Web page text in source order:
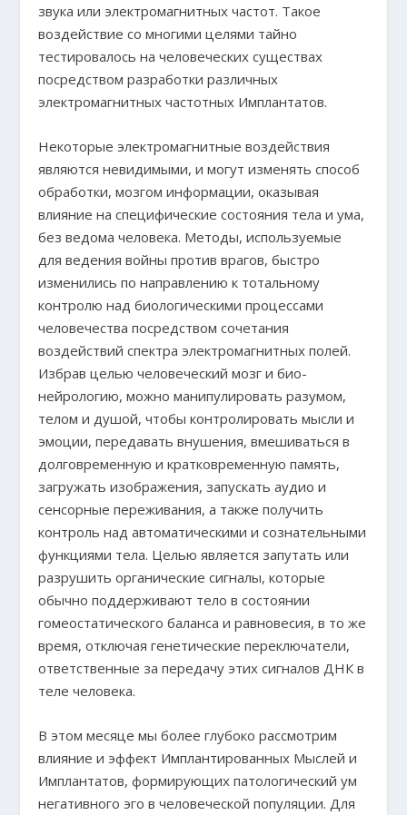
звука или электромагнитных частот. Такое
воздействие со многими целями тайно
тестировалось на человеческих существах
посредством разработки различных
электромагнитных частотных Имплантатов.
Некоторые электромагнитные воздействия
являются невидимыми, и могут изменять способ
обработки, мозгом информации, оказывая
влияние на специфические состояния тела и ума,
без ведома человека. Методы, используемые
для ведения войны против врагов, быстро
изменились по направлению к тотальному
контролю над биологическими процессами
человечества посредством сочетания
воздействий спектра электромагнитных полей.
Избрав целью человеческий мозг и био-
нейрологию, можно манипулировать разумом,
телом и душой, чтобы контролировать мысли и
эмоции, передавать внушения, вмешиваться в
долговременную и кратковременную память,
загружать изображения, запускать аудио и
сенсорные переживания, а также получить
контроль над автоматическими и сознательными
функциями тела. Целью является запутать или
разрушить органические сигналы, которые
обычно поддерживают тело в состоянии
гомеостатического баланса и равновесия, в то же
время, отключая генетические переключатели,
ответственные за передачу этих сигналов ДНК в
теле человека.
В этом месяце мы более глубоко рассмотрим
влияние и эффект Имплантированных Мыслей и
Имплантатов, формирующих патологический ум
негативного эго в человеческой популяции. Для